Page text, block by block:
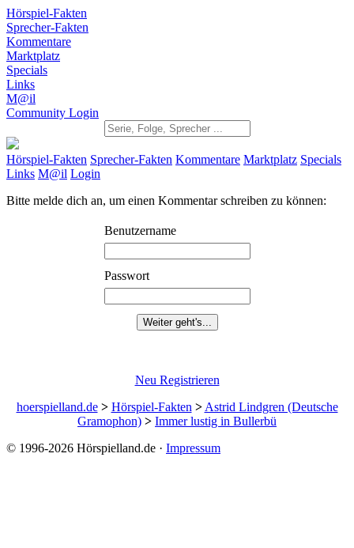
Hörspiel-Fakten
Sprecher-Fakten
Kommentare
Marktplatz
Specials
Links
M@il
Community Login
Hörspiel-Fakten Sprecher-Fakten Kommentare Marktplatz Specials
Links M@il Login
Bitte melde dich an, um einen Kommentar schreiben zu können:
Benutzername
Passwort
Neu Registrieren
hoerspielland.de > Hörspiel-Fakten > Astrid Lindgren (Deutsche
Gramophon) > Immer lustig in Bullerbü
© 1996-2026 Hörspielland.de · Impressum